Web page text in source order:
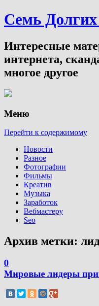
Семь
Интересные
интернета,
многое другое
Меню
Перейти к содержимому
Новости
Разное
Фотографии
Фильмы
Креатив
Музыка
Заработок
Вебмастеру
Seo
Архив метки:
0
Мировые лидеры